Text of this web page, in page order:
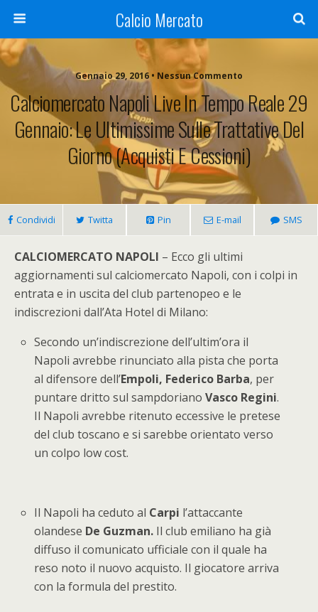
Calcio Mercato
Gennaio 29, 2016 • Nessun Commento
Calciomercato Napoli Live In Tempo Reale 29
Gennaio: Le Ultimissime Sulle Trattative Del
Giorno (acquisti E Cessioni)
Condividi Twitta Pin E-mail SMS
CALCIOMERCATO NAPOLI – Ecco gli ultimi
aggiornamenti sul calciomercato Napoli, con i colpi in
entrata e in uscita del club partenopeo e le
indiscrezioni dall’Ata Hotel di Milano:
Secondo un’indiscrezione dell’ultim’ora il
Napoli avrebbe rinunciato alla pista che porta
al difensore dell’Empoli, Federico Barba, per
puntare dritto sul sampdorianoVasco Regini.
Il Napoli avrebbe ritenuto eccessive le pretese
del club toscano e si sarebbe orientato verso
un colpo low cost.
Il Napoli ha ceduto al Carpi l’attaccante
olandese De Guzman. Il club emiliano ha già
diffuso il comunicato ufficiale con il quale ha
reso noto il nuovo acquisto. Il giocatore arriva
con la formula del prestito.